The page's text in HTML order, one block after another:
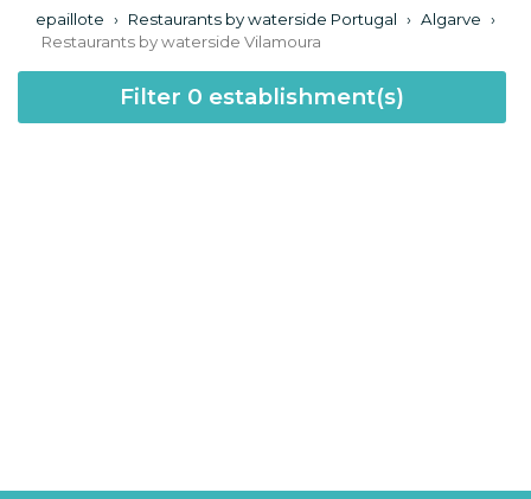
epaillote › Restaurants by waterside Portugal › Algarve ›
Restaurants by waterside Vilamoura
Filter 0 establishment(s)